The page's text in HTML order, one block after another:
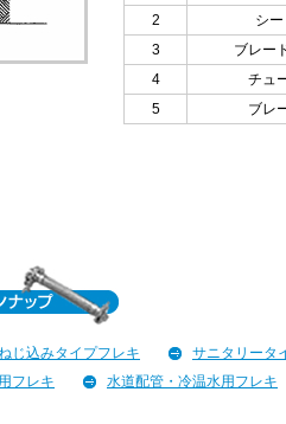
2
シ
3
ブレー
4
チュ
5
ブレ
じ込みタイプフレキ
サニタリータ
フレキ 水道配管・冷温水用フレキ